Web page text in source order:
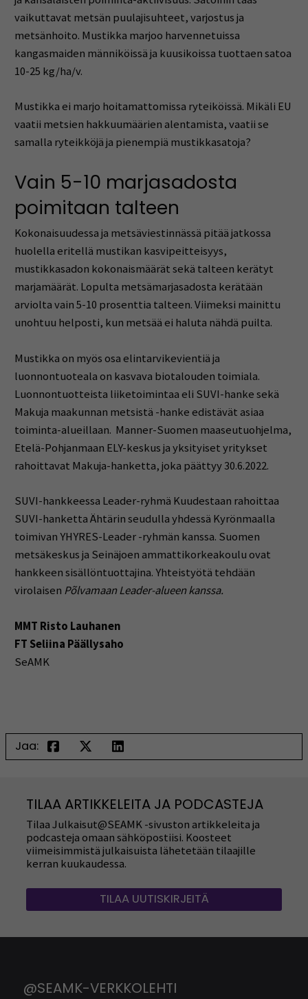
vaikuttavat metsän puulajisuhteet, varjostus ja
metsänhoito. Mustikka marjoo harvennetuissa
kangasmaiden männiköissä ja kuusikoissa tuottaen satoa
10-25 kg/ha/v.
Mustikka ei marjo hoitamattomissa ryteiköissä. Mikäli EU
vaatii metsien hakkuumäärien alentamista, vaatii se
samalla ryteikköjä ja pienempiä mustikkasatoja?
Vain 5-10 marjasadosta
poimitaan talteen
Kokonaisuudessa ja metsäviestinnässä pitää jatkossa
huolella eritellä mustikan kasvipeitteisyys,
mustikkasadon kokonaismäärät sekä talteen kerätyt
marjamäärät. Lopulta metsämarjasadosta kerätään
arviolta vain 5-10 prosenttia talteen. Viimeksi mainittu
unohtuu helposti, kun metsää ei haluta nähdä puilta.
Mustikka on myös osa elintarvikevientiä ja
luonnontuoteala on kasvava biotalouden toimiala.
Luonnontuotteista liiketoimintaa eli SUVI-hanke sekä
Makuja maakunnan metsistä -hanke edistävät asiaa
toiminta-alueillaan. Manner-Suomen maaseutuohjelma,
Etelä-Pohjanmaan ELY-keskus ja yksityiset yritykset
rahoittavat Makuja-hanketta, joka päättyy 30.6.2022.
SUVI-hankkeessa Leader-ryhmä Kuudestaan rahoittaa
SUVI-hanketta Ähtärin seudulla yhdessä Kyrönmaalla
toimivan YHYRES-Leader -ryhmän kanssa. Suomen
metsäkeskus ja Seinäjoen ammattikorkeakoulu ovat
hankkeen sisällöntuottajina. Yhteistyötä tehdään
virolaisen Põlvamaan Leader-alueen kanssa.
MMT Risto Lauhanen
FT Seliina Päällysaho
SeAMK
Jaa:
TILAA ARTIKKELEITA JA PODCASTEJA
Tilaa Julkaisut@SEAMK -sivuston artikkeleita ja
podcasteja omaan sähköpostiisi. Koosteet
viimeisimmistä julkaisuista lähetetään tilaajille
kerran kuukaudessa.
TILAA UUTISKIRJEITÄ
@SEAMK-VERKKOLEHTI